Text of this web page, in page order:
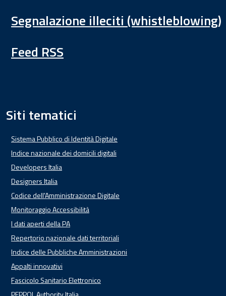
Segnalazione illeciti (whistleblowing)
Feed RSS
Siti tematici
Sistema Pubblico di Identità Digitale
Indice nazionale dei domicili digitali
Developers Italia
Designers Italia
Codice dell'Amministrazione Digitale
Monitoraggio Accessibilità
I dati aperti della PA
Repertorio nazionale dati territoriali
Indice delle Pubbliche Amministrazioni
Appalti innovativi
Fascicolo Sanitario Elettronico